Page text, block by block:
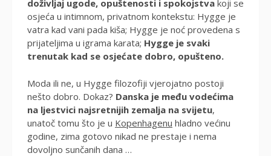
doživljaj ugode, opuštenosti i spokojstva koji se
osjeća u intimnom, privatnom kontekstu: Hygge je
vatra kad vani pada kiša; Hygge je noć provedena s
prijateljima u igrama karata; Hygge je svaki
trenutak kad se osjećate dobro, opušteno.
Moda ili ne, u Hygge filozofiji vjerojatno postoji
nešto dobro. Dokaz? Danska je među vodećima
na ljestvici najsretnijih zemalja na svijetu,
unatoč tomu što je u Kopenhagenu hladno većinu
godine, zima gotovo nikad ne prestaje i nema
dovoljno sunčanih dana …